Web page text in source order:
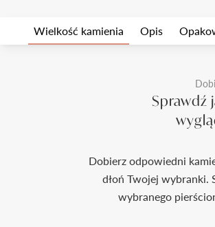
Wielkość kamienia Opis
Sprawdź
Dobierz odpowiedni
dłoń Twojej wybranki.
wybranego